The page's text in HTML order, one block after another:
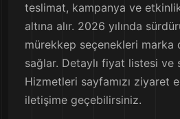
teslimat, kampanya ve etkinlik
altına alır. 2026 yılında
mürekkep seçenekleri marka
sağlar. Detaylı fiyat listesi ve
Hizmetleri sayfamızı ziyaret
iletişime geçebilirsiniz.